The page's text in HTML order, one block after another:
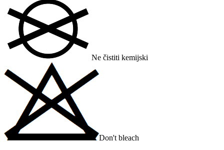
Ne čistiti kemijski
Don't bleach